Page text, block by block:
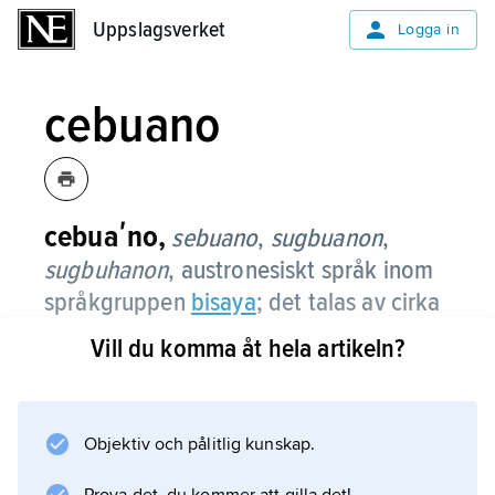
Uppslagsverket Logga in
cebuano
cebuaʹno, sebuano, sugbuanon,
sugbuhanon, austronesiskt språk inom
språkgruppen bisaya; det talas av cirka
26 miljoner (2022).
största folkgruppen på Filippinerna, framför
Vill du komma åt hela artikeln?
Objektiv och pålitlig kunskap.